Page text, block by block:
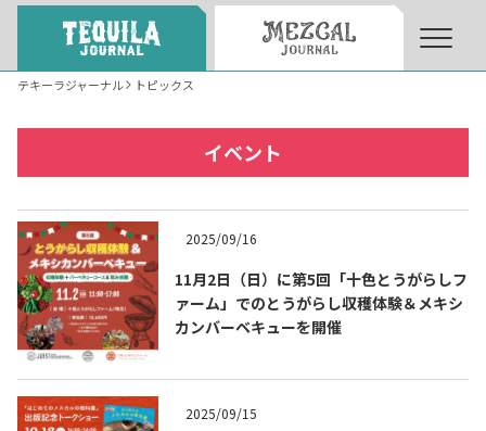
テキーラのつくり方 How to Make Tequila
テキーラマーケット
テキーラジャーナル トピックス
イベント
2025/09/16
11月2日（日）に第5回「十色とうがらしフ
ァーム」でのとうがらし収穫体験＆メキシ
カンバーベキューを開催
2025/09/15